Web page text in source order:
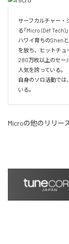
サーフカルチャー・
る「Micro (Def Tech)」
ハワイ育ちのShen
を放ち、ヒットチュ
280万枚以上のセー
人気を誇っている。
自身のソロ活動では
いる。
Microの他のリリー